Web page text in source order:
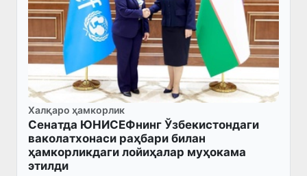
Халқаро ҳамкорлик
Сенатда ЮНИСЕФнинг Ўзбекистондаги
ваколатхонаси раҳбари билан
ҳамкорликдаги лойиҳалар муҳокама
этилди